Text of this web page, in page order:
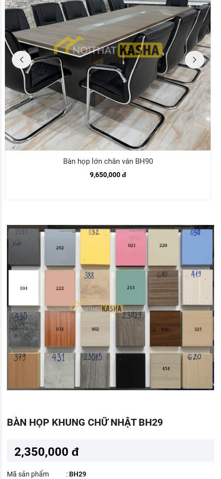
Bàn họp lớn chân ván BH90
9,650,000 đ
BÀN HỌP KHUNG CHỮ NHẬT BH29
2,350,000 đ
Mã sản phẩm :BH29